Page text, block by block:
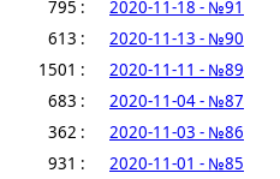
795 :
2020-11-18 - №91
613 :
2020-11-13 - №90
1501 :
2020-11-11 - №89
683 :
2020-11-04 - №87
362 :
2020-11-03 - №86
931 :
2020-11-01 - №85